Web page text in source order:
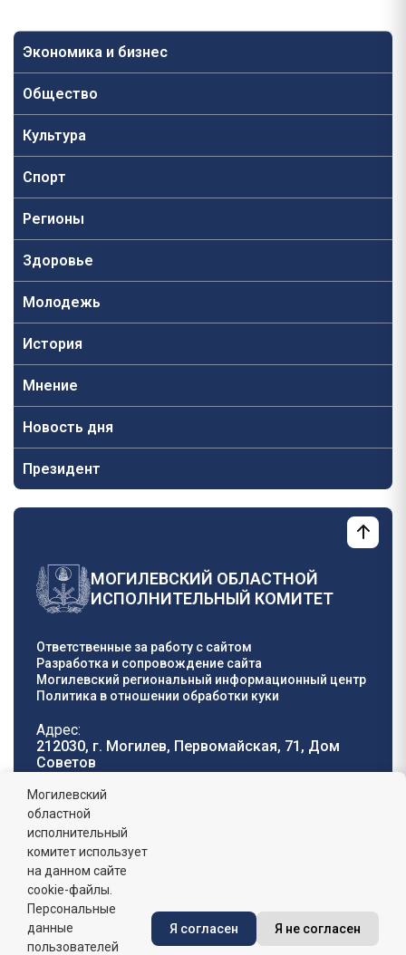
Экономика и бизнес
Общество
Культура
Спорт
Регионы
Здоровье
Молодежь
История
Мнение
Новость дня
Президент
МОГИЛЕВСКИЙ ОБЛАСТНОЙ
ИСПОЛНИТЕЛЬНЫЙ КОМИТЕТ
Ответственные за работу с сайтом
Разработка и сопровождение сайта
Могилевский региональный информационный центр
Политика в отношении обработки куки
Адрес:
212030, г. Могилев, Первомайская, 71, Дом
Cоветов
Телефон горячей
линии:
8 (0222) 71-32-55
График работы:
пн-пт: 8.00 - 17.00, сб-вс: выходной,
обеденный перерыв: 13:00 - 14:00
Сайт зарегистрирован в Государственном регистре
информационных ресурсов Республики Беларусь. №
Могилевский
областной
исполнительный
комитет использует
на данном сайте
cookie-файлы.
Персональные
данные
пользователей
Я согласен Я не согласен